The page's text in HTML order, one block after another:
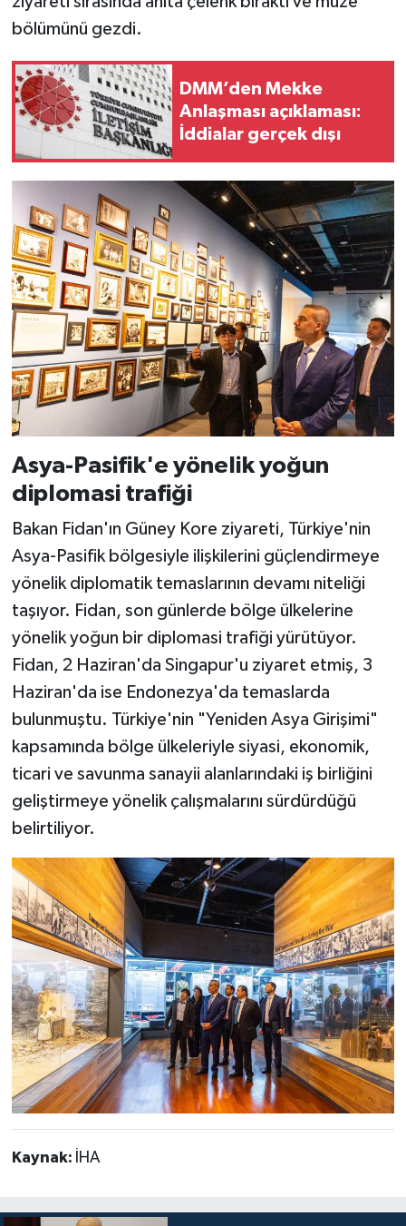
bölümünü gezdi.
DMM’den Mekke
Anlaşması açıklaması:
İddialar gerçek dışı
Asya-Pasifik'e yönelik yoğun
diplomasi trafiği
Bakan Fidan'ın Güney Kore ziyareti, Türkiye'nin
Asya-Pasifik bölgesiyle ilişkilerini güçlendirmeye
yönelik diplomatik temaslarının devamı niteliği
taşıyor. Fidan, son günlerde bölge ülkelerine
yönelik yoğun bir diplomasi trafiği yürütüyor.
Fidan, 2 Haziran'da Singapur'u ziyaret etmiş, 3
Haziran'da ise Endonezya'da temaslarda
bulunmuştu. Türkiye'nin "Yeniden Asya Girişimi"
kapsamında bölge ülkeleriyle siyasi, ekonomik,
ticari ve savunma sanayii alanlarındaki iş birliğini
geliştirmeye yönelik çalışmalarını sürdürdüğü
belirtiliyor.
Kaynak: İHA